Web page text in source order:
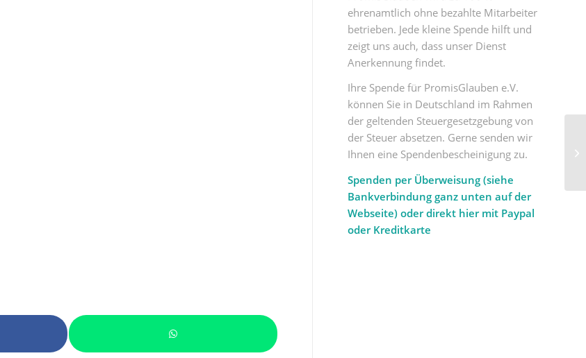
ehrenamtlich ohne bezahlte Mitarbeiter
betrieben. Jede kleine Spende hilft und
zeigt uns auch, dass unser Dienst
Anerkennung findet.
Ihre Spende für PromisGlauben e.V.
können Sie in Deutschland im Rahmen
der geltenden Steuergesetzgebung von
der Steuer absetzen. Gerne senden wir
Ihnen eine Spendenbescheinigung zu.
Spenden per Überweisung (siehe
Bankverbindung ganz unten auf der
Webseite) oder direkt hier mit Paypal
oder Kreditkarte